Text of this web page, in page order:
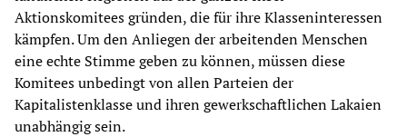
Aktionskomitees gründen, die für ihre Klasseninteressen
kämpfen. Um den Anliegen der arbeitenden Menschen
eine echte Stimme geben zu können, müssen diese
Komitees unbedingt von allen Parteien der
Kapitalistenklasse und ihren gewerkschaftlichen Lakaien
unabhängig sein.